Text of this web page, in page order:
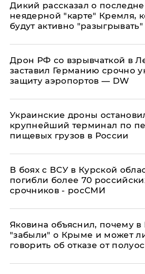
Дикий рассказал о
неядерной "карте" Кремля,
будут активно "разыгрывать"
​Дрон РФ со взрывчаткой в
заставил Германию срочно
защиту аэропортов — DW
Украинские дроны
крупнейший терминал по
пищевых грузов в России
В боях с ВСУ в Курской
погибли более 70
срочников - росСМИ
Яковина объяснил, почему в
"забыли" о Крыме и может
говорить об отказе от